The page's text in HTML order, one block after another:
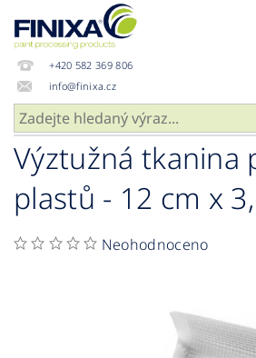
+420 582 369 806
info@finixa.cz
Výztužná tkanina
plastů - 12 cm x
Neohodnoceno